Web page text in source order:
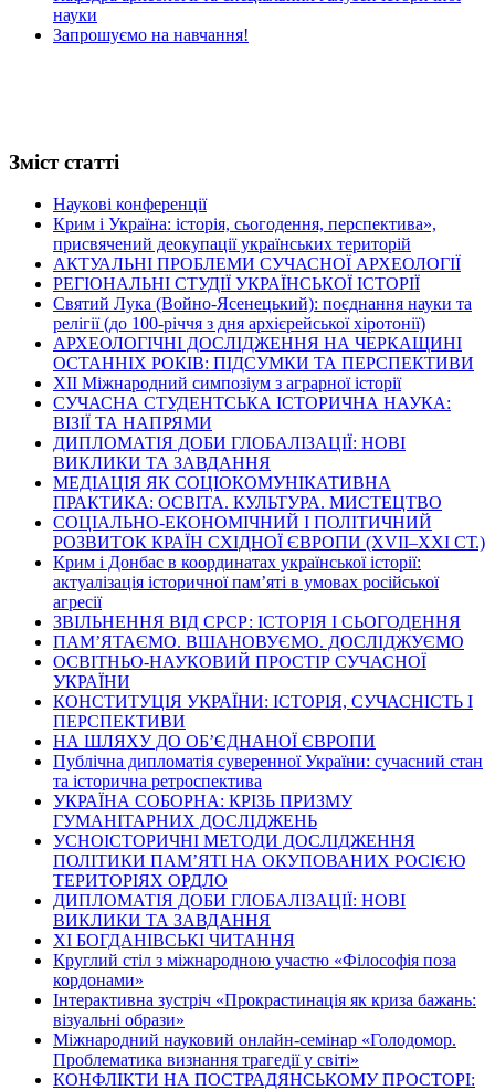
науки
Запрошуємо на навчання!
Зміст статті
Наукові конференції
Крим і Україна: історія, сьогодення, перспектива»,
присвячений деокупації українських територій
АКТУАЛЬНІ ПРОБЛЕМИ СУЧАСНОЇ АРХЕОЛОГІЇ
РЕГІОНАЛЬНІ СТУДІЇ УКРАЇНСЬКОЇ ІСТОРІЇ
Святий Лука (Войно-Ясенецький): поєднання науки та
релігії (до 100-річчя з дня архієрейської хіротонії)
АРХЕОЛОГІЧНІ ДОСЛІДЖЕННЯ НА ЧЕРКАЩИНІ
ОСТАННІХ РОКІВ: ПІДСУМКИ ТА ПЕРСПЕКТИВИ
ХІІ Міжнародний симпозіум з аграрної історії
СУЧАСНА СТУДЕНТСЬКА ІСТОРИЧНА НАУКА:
ВІЗІЇ ТА НАПРЯМИ
ДИПЛОМАТІЯ ДОБИ ГЛОБАЛІЗАЦІЇ: НОВІ
ВИКЛИКИ ТА ЗАВДАННЯ
МЕДІАЦІЯ ЯК СОЦІОКОМУНІКАТИВНА
ПРАКТИКА: ОСВІТА. КУЛЬТУРА. МИСТЕЦТВО
СОЦІАЛЬНО-ЕКОНОМІЧНИЙ І ПОЛІТИЧНИЙ
РОЗВИТОК КРАЇН СХІДНОЇ ЄВРОПИ (ХVІІ–ХХІ СТ.)
Крим і Донбас в координатах української історії:
актуалізація історичної пам’яті в умовах російської
агресії
ЗВІЛЬНЕННЯ ВІД СРСР: ІСТОРІЯ І СЬОГОДЕННЯ
ПАМ’ЯТАЄМО. ВШАНОВУЄМО. ДОСЛІДЖУЄМО
ОСВІТНЬО-НАУКОВИЙ ПРОСТІР СУЧАСНОЇ
УКРАЇНИ
КОНСТИТУЦІЯ УКРАЇНИ: ІСТОРІЯ, СУЧАСНІСТЬ І
ПЕРСПЕКТИВИ
НА ШЛЯХУ ДО ОБ’ЄДНАНОЇ ЄВРОПИ
Публічна дипломатія суверенної України: сучасний стан
та історична ретроспектива
УКРАЇНА СОБОРНА: КРІЗЬ ПРИЗМУ
ГУМАНІТАРНИХ ДОСЛІДЖЕНЬ
УСНОІСТОРИЧНІ МЕТОДИ ДОСЛІДЖЕННЯ
ПОЛІТИКИ ПАМ’ЯТІ НА ОКУПОВАНИХ РОСІЄЮ
ТЕРИТОРІЯХ ОРДЛО
ДИПЛОМАТІЯ ДОБИ ГЛОБАЛІЗАЦІЇ: НОВІ
ВИКЛИКИ ТА ЗАВДАННЯ
ХІ БОГДАНІВСЬКІ ЧИТАННЯ
Круглий стіл з міжнародною участю «Філософія поза
кордонами»
Інтерактивна зустріч «Прокрастинація як криза бажань:
візуальні образи»
Міжнародний науковий онлайн-семінар «Голодомор.
Проблематика визнання трагедії у світі»
КОНФЛІКТИ НА ПОСТРАДЯНСЬКОМУ ПРОСТОРІ: